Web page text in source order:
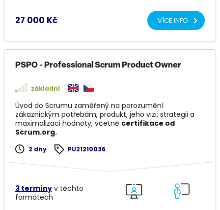
27 000 Kč VÍCE INFO
PSPO - Professional Scrum Product Owner
základní
Úvod do Scrumu zaměřený na porozumění
zákaznickým potřebám, produkt, jeho vizi, strategii a
maximalizaci hodnoty, včetně certifikace od
Scrum.org.
2 dny PU21210036
3 termínyv těchto
formátech